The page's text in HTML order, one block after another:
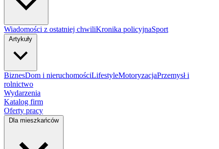
Wiadomości z ostatniej chwiliKronika policyjnaSport
Artykuły
BiznesDom i nieruchomościLifestyleMotoryzacjaPrzemysł i
rolnictwo
Wydarzenia
Katalog firm
Oferty pracy
Dla mieszkańców